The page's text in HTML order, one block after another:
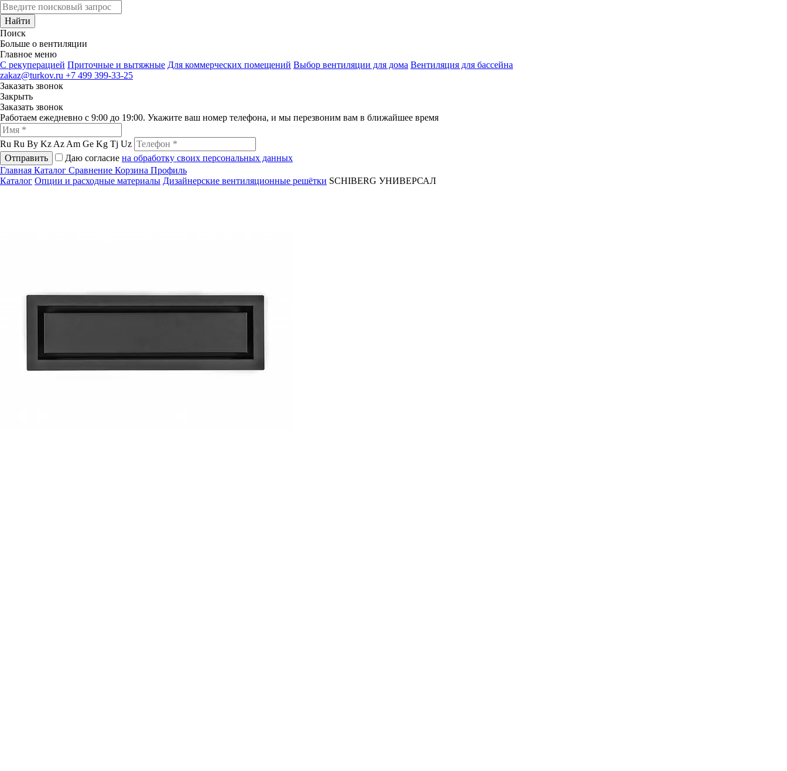
Найти
Поиск
Больше о вентиляции
Главное меню
C рекуперацией Приточные и вытяжные Для коммерческих помещений Выбор вентиляции для дома Вентиляция для бассейна
zakaz@turkov.ru +7 499 399-33-25
Заказать звонок
Закрыть
Заказать звонок
Работаем ежедневно с 9:00 до 19:00. Укажите ваш номер телефона, и мы перезвоним вам в ближайшее время
Ru Ru By Kz Az Am Ge Kg Tj Uz
Отправить
Даю согласие на обработку своих персональных данных
Главная Каталог Сравнение Корзина Профиль
Каталог Опции и расходные материалы Дизайнерские вентиляционные решётки SCHIBERG УНИВЕРСАЛ